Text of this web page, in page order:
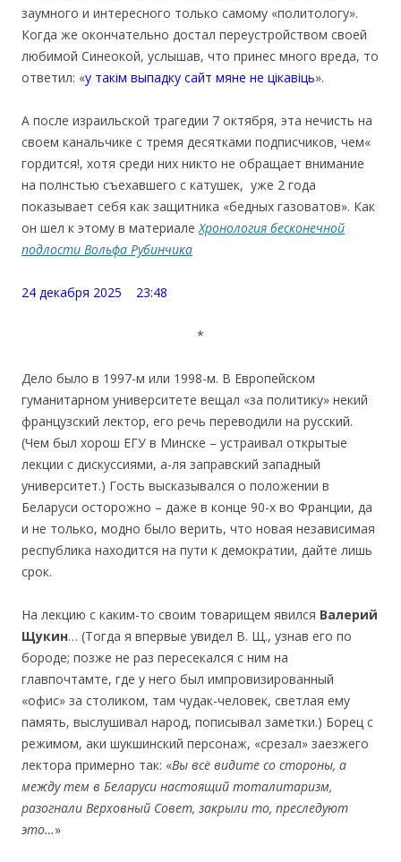
заумного и интересного только самому «политологу».
Когда же окончательно достал переустройством своей
любимой Синеокой, услышав, что принес много вреда, то
ответил: «у такім выпадку сайт мяне не цікавіць».
А после израильской трагедии 7 октября, эта нечисть на
своем канальчике с тремя десятками подписчиков, чем«
гордится!, хотя среди них никто не обращает внимание
на полнстью съехавшего с катушек, уже 2 года
показывает себя как защитника «бедных газоватов». Как
он шел к этому в материале Хронология бесконечной
подлости Вольфа Рубинчика
24 декабря 2025 23:48
*
Дело было в 1997-м или 1998-м. В Европейском
гуманитарном университете вещал «за политику» некий
французский лектор, его речь переводили на русский.
(Чем был хорош ЕГУ в Минске – устраивал открытые
лекции с дискуссиями, а-ля заправский западный
университет.) Гость высказывался о положении в
Беларуси осторожно – даже в конце 90-х во Франции, да
и не только, модно было верить, что новая независимая
республика находится на пути к демократии, дайте лишь
срок.
На лекцию с каким-то своим товарищем явился Валерий
Щукин… (Тогда я впервые увидел В. Щ., узнав его по
бороде; позже не раз пересекался с ним на
главпочтамте, где у него был импровизированный
«офис» за столиком, там чудак-человек, светлая ему
память, выслушивал народ, пописывал заметки.) Борец с
режимом, аки шукшинский персонаж, «срезал» заезжего
лектора примерно так: «Вы всё видите со стороны, а
междутем в Беларуси настоящий тоталитаризм,
разогнали Верховный Совет, закрыли то, преследуют
это…»